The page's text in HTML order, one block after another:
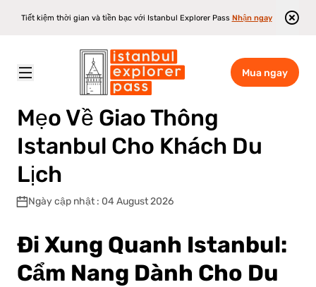
Tiết kiệm thời gian và tiền bạc với Istanbul Explorer Pass Nhận ngay
Mua ngay
Istanbul Explorer Pass \ Blog \ Mẹo Về Giao Thông Istanbul Cho Khách Du Lịch
Mẹo Về Giao Thông
Istanbul Cho Khách Du
Lịch
Ngày cập nhật : 04 August 2026
Đi Xung Quanh Istanbul:
Cẩm Nang Dành Cho Du